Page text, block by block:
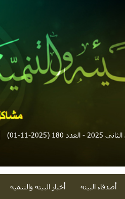
180 (2025-11-01)
أصدقاء البيئة أخبار البيئة والتنمية